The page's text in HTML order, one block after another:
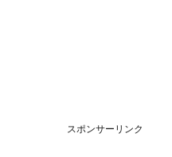
スポンサーリンク